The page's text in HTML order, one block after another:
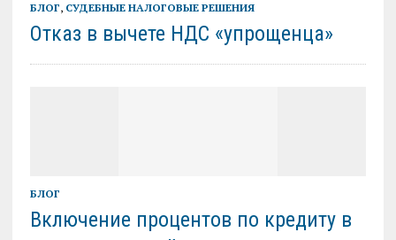
БЛОГ, СУДЕБНЫЕ НАЛОГОВЫЕ РЕШЕНИЯ
Отказ в вычете НДС «упрощенца»
БЛОГ
Включение процентов по кредиту в